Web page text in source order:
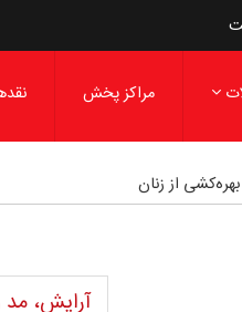
مراکز پخش
از زنان
آرایش، مد